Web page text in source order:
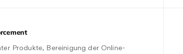
Produkte, Bereinigung der Online-